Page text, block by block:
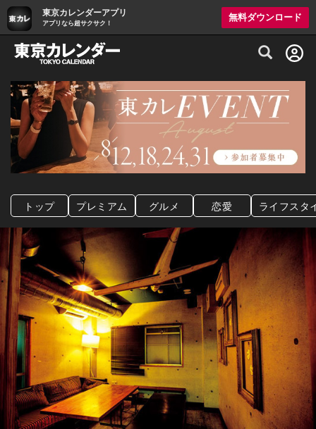
東京カレンダーアプリ
アプリなら超サクサク！
無料ダウンロード
グルメ情報・プレミアムレストラン予約
トップ プレミアム グルメ 恋愛 ライフスタ